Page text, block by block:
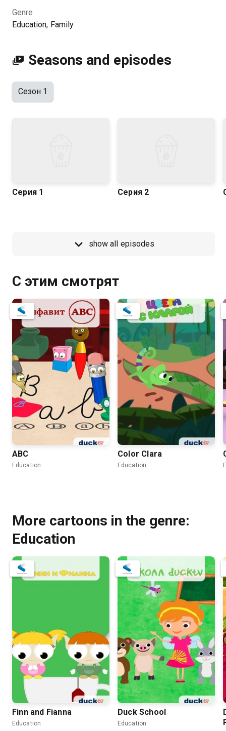
изучает то, что видел с высоты. Мультфильм учит
детей перспективам зрения, развивает мышление и
Genre
Education, Family
Seasons and episodes
Сезон 1
Серия 1 Серия 2
show all episodes
С этим смотрят
ABC
Education
Color Clara
Education
More cartoons in the genre:
Education
Finn and Fianna
Education
Duck School
Education